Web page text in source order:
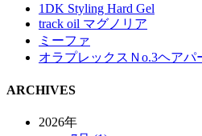
1DK Styling Hard Gel
track oil マグノリア
ミーファ
オラプレックスＮo.3ヘアパ
ARCHIVES
2026年